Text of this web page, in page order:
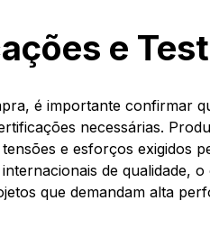
e
é importante confirmar
necessárias.
e esforços exigidos
de qualidade,
que demandam alta